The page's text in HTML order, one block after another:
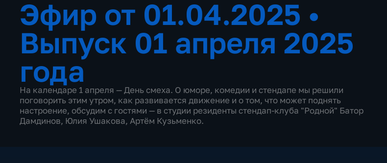
Эфир от 01.04.2025 •
Выпуск 01 апреля 2025
года
На календаре 1 апреля — День смеха. О юморе, комедии и стендапе мы решили
поговорить этим утром, как развивается движение и о том, что может поднять
настроение, обсудим с гостями — в студии резиденты стендап-клуба "Родной" Батор
Дамдинов, Юлия Ушакова, Артём Кузьменко.